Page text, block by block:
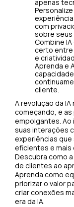
apenas
com
sobre seus
Combine
certo entre
e
Aprenda e
cliente.
A revolução da
começando, e
empolgantes. Ao
suas interações
experiências que
eficientes e mais
Descubra como
de clientes ao
Aprenda como
priorizar o valor
criar conexões
era da IA.